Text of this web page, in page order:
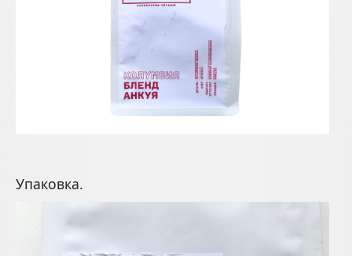
Упаковка.